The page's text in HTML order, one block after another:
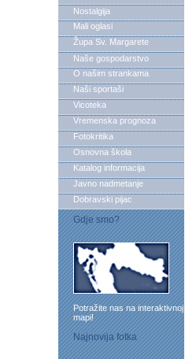
Nostalgija
Mali oglasi
Župa Sv. Margarete
Naše gospodarstvo
O našim strankama
Naši sportaši
Vicoteka
Vremenska prognoza
Fotokritika
Osnovna škola
Katalog informacija
Javno nadmetanje
Dobravski pijac
Gdje smo?
Potražite nas na interaktivnoj
mapi!
Najnovija fotka